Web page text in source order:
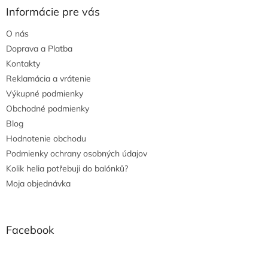
Informácie pre vás
O nás
Doprava a Platba
Kontakty
Reklamácia a vrátenie
Výkupné podmienky
Obchodné podmienky
Blog
Hodnotenie obchodu
Podmienky ochrany osobných údajov
Kolik helia potřebuji do balónků?
Moja objednávka
Facebook